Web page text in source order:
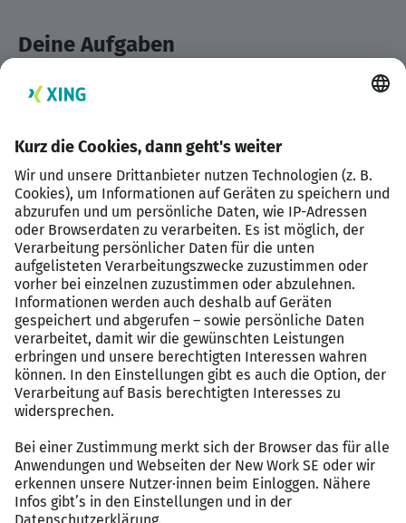
Deine Aufgaben
Individuelle Finanzierungslösungen erarbeiten
Dein Profil
Bankkaufmännische Ausbildung
Umfangreiche Vertriebserfahrungen
Fundierte Baufinanzierungs-Kenntnisse
Wir bieten
Praxiserprobtes Trainingsprogramm zum Start
Finanzielle Unterstützung in der Startphase